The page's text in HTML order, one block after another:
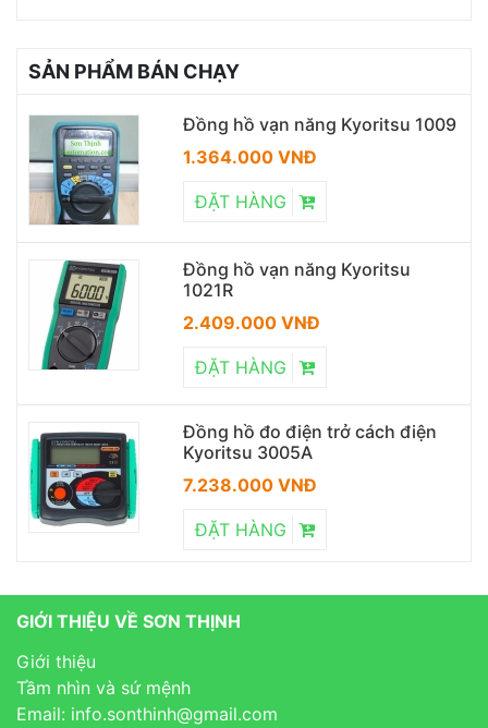
SẢN PHẨM BÁN CHẠY
Đồng hồ vạn năng Kyoritsu 1009
1.364.000 VNĐ
ĐẶT HÀNG
Đồng hồ vạn năng Kyoritsu
1021R
2.409.000 VNĐ
ĐẶT HÀNG
Đồng hồ đo điện trở cách điện
Kyoritsu 3005A
7.238.000 VNĐ
ĐẶT HÀNG
GIỚI THIỆU VỀ SƠN THỊNH
Giới thiệu
Tầm nhìn và sứ mệnh
Email: info.sonthinh@gmail.com